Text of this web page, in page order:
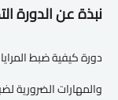
نبذة عن الدورة
دورة كيفية ضبط
والمهارات الضرورية